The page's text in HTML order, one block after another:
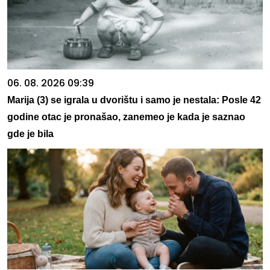
06. 08. 2026 09:39
Marija (3) se igrala u dvorištu i samo je nestala: Posle 42
godine otac je pronašao, zanemeo je kada je saznao
gde je bila